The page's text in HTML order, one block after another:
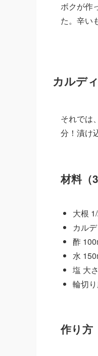
ボクが作
た。辛い
カルデ
それでは
分！漬け
材料（
大根
カル
酢
水
塩 大
輪切
作り方